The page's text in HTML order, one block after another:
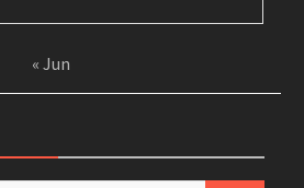
« Jun